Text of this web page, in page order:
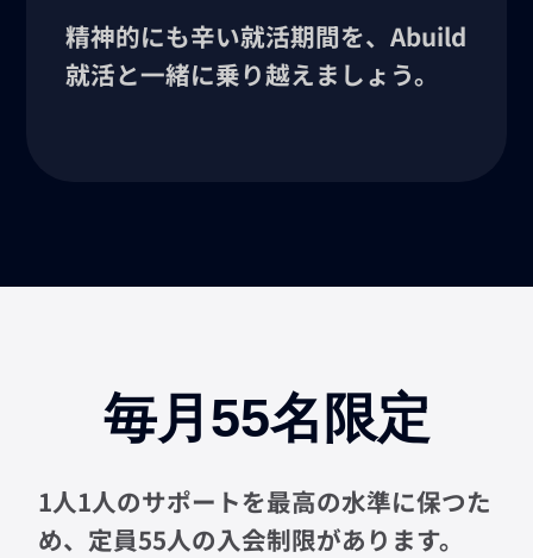
精神的にも辛い就活期間を、Abuild
就活と一緒に乗り越えましょう。
毎月55名限定
1人1人のサポートを最高の水準に保つた
め、定員55人の入会制限があります。